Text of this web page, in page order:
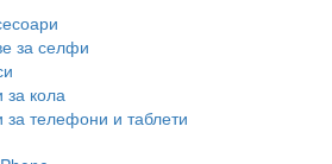
за селфи
за кола
за телефони и таблети